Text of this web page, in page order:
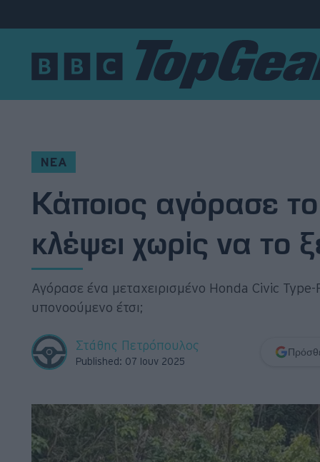
ΝΕΑ
Κάποιος αγόρασε
κλέψει χωρίς να το
Αγόρασε ένα μεταχειρισμένο Honda Civic Type-
υπονοούμενο έτσι;
Στάθης Πετρόπουλος
Published: 07 Ιουν 2025
Νέα
Electric
Motorsport
Άποψη
Viral
Big Reads
Retro
Moto
Gaming
Συνεντεύξεις